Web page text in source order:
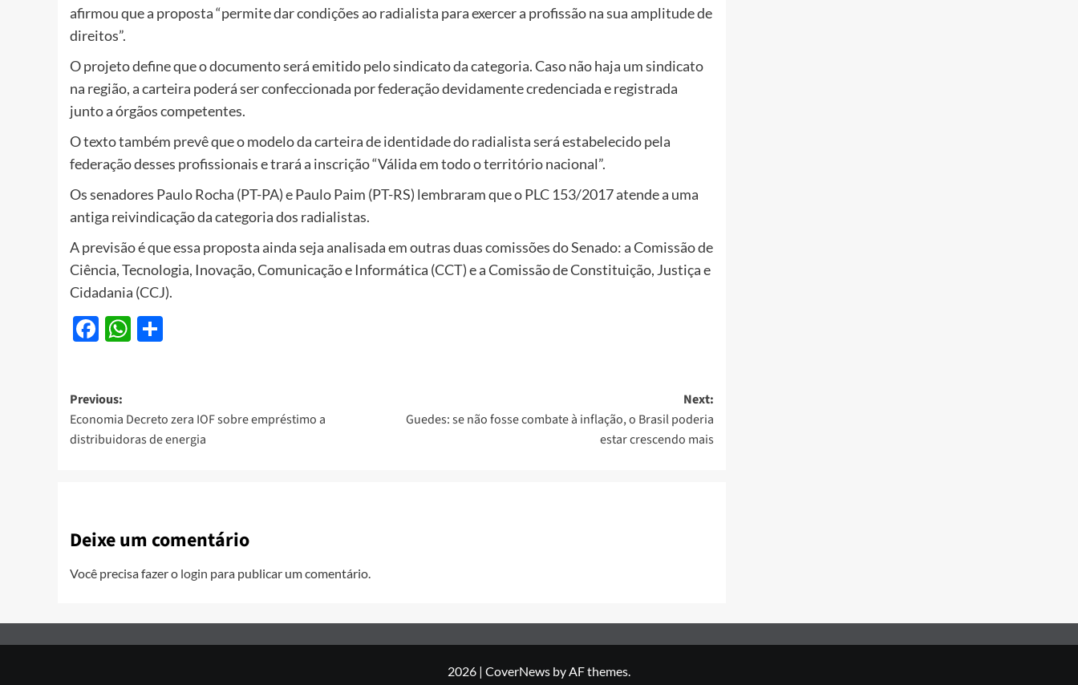
afirmou que a proposta “permite dar condições ao radialista para exercer a profissão na sua amplitude de
direitos”.
O projeto define que o documento será emitido pelo sindicato da categoria. Caso não haja um sindicato
na região, a carteira poderá ser confeccionada por federação devidamente credenciada e registrada
junto a órgãos competentes.
O texto também prevê que o modelo da carteira de identidade do radialista será estabelecido pela
federação desses profissionais e trará a inscrição “Válida em todo o território nacional”.
Os senadores Paulo Rocha (PT-PA) e Paulo Paim (PT-RS) lembraram que o PLC 153/2017 atende a uma
antiga reivindicação da categoria dos radialistas.
A previsão é que essa proposta ainda seja analisada em outras duas comissões do Senado: a Comissão de
Ciência, Tecnologia, Inovação, Comunicação e Informática (CCT) e a Comissão de Constituição, Justiça e
Cidadania (CCJ).
Facebook
WhatsApp
Post
navigation
Previous:
Economia Decreto zera IOF sobre empréstimo a
distribuidoras de energia
Next:
Guedes: se não fosse combate à inflação, o Brasil poderia
estar crescendo mais
Deixe um comentário
Você precisa fazer o login para publicar um comentário.
2026 | CoverNews by AF themes.